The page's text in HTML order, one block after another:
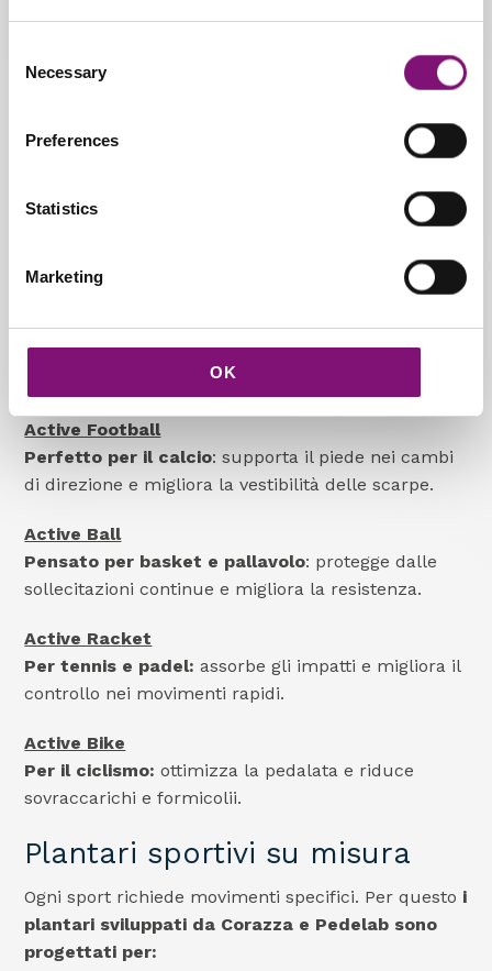
Selection
Necessary
Preferences
Statistics
Marketing
OK
Maggiore
Ogni modello è studiato per una disciplina
Ideale per i runner:riduce l’impatto su
articolazioni e tendini, migliorando fluidità e
Active Football
Perfetto per il calcio: supporta il piede nei cambi
di direzione e migliora la vestibilità delle scarpe.
Active Ball
Pensato per basket e pallavolo: protegge dalle
sollecitazioni continue e migliora la resistenza.
Active Racket
Per tennis e padel: assorbe gli impatti e migliora il
controllo nei movimenti rapidi.
Active Bike
Per il ciclismo: ottimizza la pedalata e riduce
sovraccarichi e formicolii.
Plantari sportivi su misura
Ogni sport richiede movimenti specifici. Per questo i
plantari sviluppati da Corazza e Pedelab sono
progettati per: